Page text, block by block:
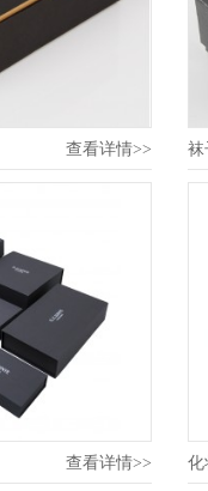
查看详情>> 袜
查看详情>> 化